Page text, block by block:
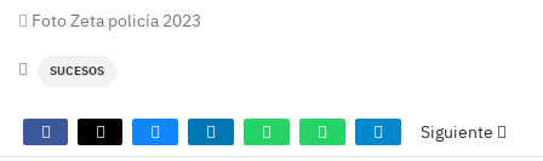
Foto Zeta policía 2023
SUCESOS
Siguiente